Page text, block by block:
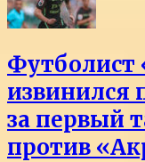
Футболист
извинился
за первый
против